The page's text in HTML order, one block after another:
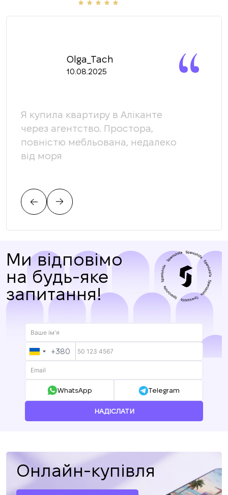
Olga_Tach
10.08.2025
Я купила квартиру в Аліканте
через агентство. Простора,
повністю мебльована, недалеко
від моря
Ми відповімо
на будь-яке
запитання!
UKRAINE
+380
+380
WhatsApp Telegram
НАДІСЛАТИ
Онлайн-купівля